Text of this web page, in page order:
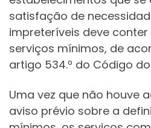
satisfação de
impreteríveis deve
serviços mínimos, de
artigo 534.º do Código
Uma vez que não houve
aviso prévio sobre a